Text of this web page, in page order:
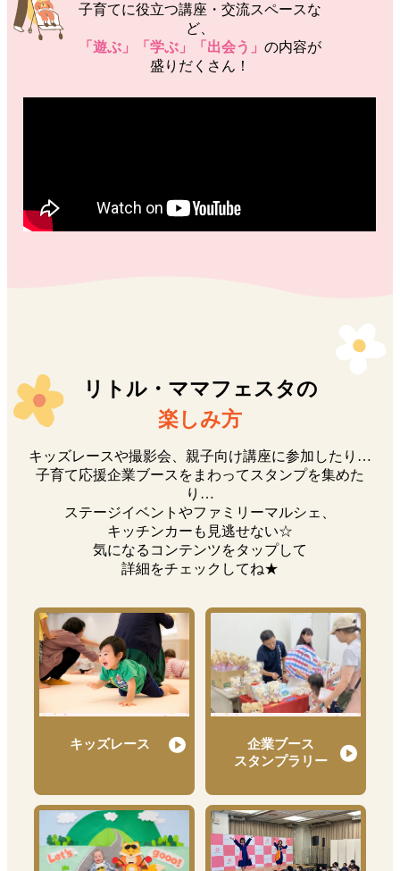
子育てに役立つ講座・交流スペースな
ど、
「遊ぶ」「学ぶ」「出会う」 の内容が
盛りだくさん！
リトル・ママフェスタの
楽しみ方
キッズレースや撮影会、親子向け講座に参加したり…
子育て応援企業ブースをまわってスタンプを集めた
り…
ステージイベントやファミリーマルシェ、
キッチンカーも見逃せない☆
気になるコンテンツをタップして
詳細をチェックしてね★
キッズレース
企業ブース
スタンプラリー